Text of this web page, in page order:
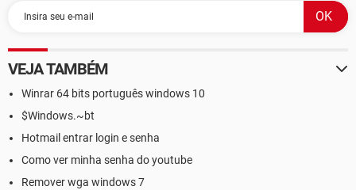
VEJA TAMBÉM
Winrar 64 bits português windows 10
$Windows.~bt
Hotmail entrar login e senha
Como ver minha senha do youtube
Remover wga windows 7